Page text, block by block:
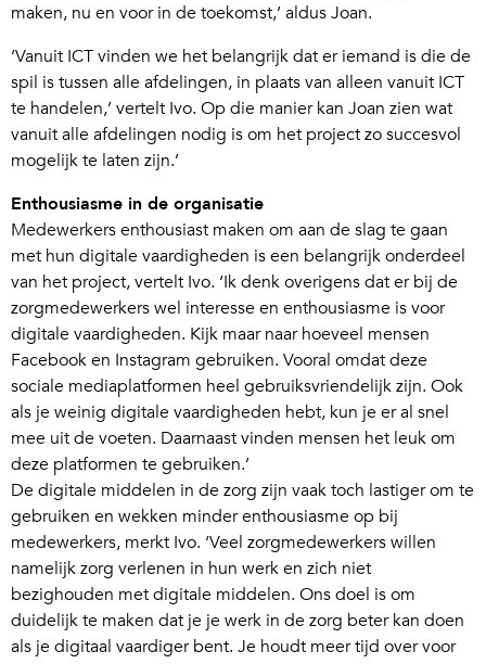
maken, nu en voor in de toekomst,’ aldus Joan.
‘Vanuit ICT vinden we het belangrijk dat er iemand is die de
spil is tussen alle afdelingen, in plaats van alleen vanuit ICT
te handelen,’ vertelt Ivo. Op die manier kan Joan zien wat
vanuit alle afdelingen nodig is om het project zo succesvol
mogelijk te laten zijn.’
Enthousiasme in de organisatie
Medewerkers enthousiast maken om aan de slag te gaan
met hun digitale vaardigheden is een belangrijk onderdeel
van het project, vertelt Ivo. ‘Ik denk overigens dat er bij de
zorgmedewerkers wel interesse en enthousiasme is voor
digitale vaardigheden. Kijk maar naar hoeveel mensen
Facebook en Instagram gebruiken. Vooral omdat deze
sociale mediaplatformen heel gebruiksvriendelijk zijn. Ook
als je weinig digitale vaardigheden hebt, kun je er al snel
mee uit de voeten. Daarnaast vinden mensen het leuk om
deze platformen te gebruiken.’
De digitale middelen in de zorg zijn vaak toch lastiger om te
gebruiken en wekken minder enthousiasme op bij
medewerkers, merkt Ivo. ‘Veel zorgmedewerkers willen
namelijk zorg verlenen in hun werk en zich niet
bezighouden met digitale middelen. Ons doel is om
duidelijk te maken dat je je werk in de zorg beter kan doen
als je digitaal vaardiger bent. Je houdt meer tijd over voor